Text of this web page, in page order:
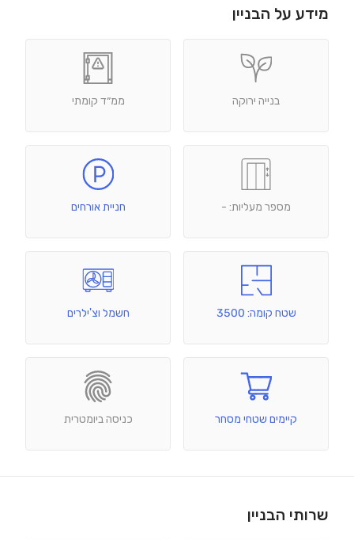
מידע על הבניין
בנייה ירוקה ממ״ד קומתי
מספר מעליות: - חניית אורחים
שטח קומה: 3500 חשמל וצ'ילרים
קיימים שטחי מסחר כניסה ביומטרית
שרותי הבניין